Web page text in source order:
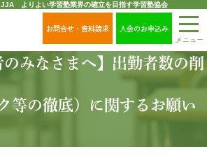
よりよい学習塾業界の確立を目指す学習塾協会
お問合せ・資料請求
入会のお申込み
メニュー
のみなさまへ】出勤者数の削
等の徹底）に関するお願い